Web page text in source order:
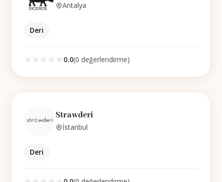
Antalya
Deri
0.0(0 değerlendirme)
Strawderi
İstanbul
Deri